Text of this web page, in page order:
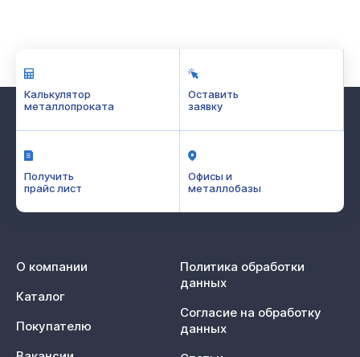
Калькулятор
металлопроката
Оставить
заявку
Получить
прайс лист
Офисы и
металлобазы
О компании
Каталог
Покупателю
Политика обработки
данных
Согласие на обработку
данных